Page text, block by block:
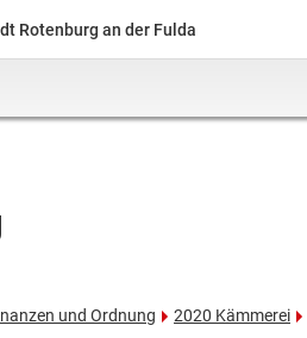
Rotenburg an der Fulda
und Ordnung 2020 Kämmerei